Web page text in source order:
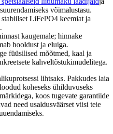
võimalustasu.
LiFePO4 keemiat ja
kaugemale; hinnake
hooldust ja eluiga.
füüsilised mõõtmed, kaal ja
kahveltõstukimudelitega.
lihtsaks. Pakkudes laia
koheseks ühilduvuseks
koos tugevate garantiide
need usaldusväärset viisi teie